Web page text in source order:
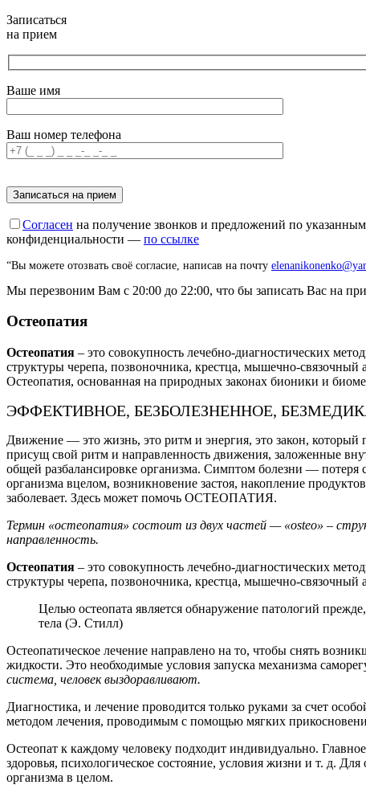
Записаться
на прием
Ваше имя
Ваш номер телефона
Согласен на получение звонков и предложений по
конфиденциальности — по ссылке
“Вы можете отозвать своё согласие, написав на почту
Мы перезвоним Вам с 20:00 до 22:00, что бы записать Вас на
Остеопатия
Остеопатия – это совокупность лечебно-диагностических
структуры черепа, позвоночника, крестца, мышечно-
Остеопатия, основанная на природных законах бионики и
ЭФФЕКТИВНОЕ, БЕЗБОЛЕЗНЕННОЕ,
Движение — это жизнь, это ритм и энергия, это закон, который
присущ свой ритм и направленность движения, заложенные
общей разбалансировке организма. Симптом болезни — потеря
организма вцелом, возникновение застоя, накопление
заболевает. Здесь может помочь ОСТЕОПАТИЯ.
Термин «остеопатия» состоит из двух частей — «osteo» –
направленность.
Остеопатия – это совокупность лечебно-диагностических
структуры черепа, позвоночника, крестца, мышечно-
Целью остеопата является обнаружение патологий
тела (Э. Стилл)
Остеопатическое лечение направлено на то, чтобы снять
жидкости. Это необходимые условия запуска механизма
система, человек выздоравливают.
Диагностика, и лечение проводится только руками за счет
методом лечения, проводимым с помощью мягких
Остеопат к каждому человеку подходит индивидуально.
здоровья, психологическое состояние, условия жизни и т. д.
организма в целом.